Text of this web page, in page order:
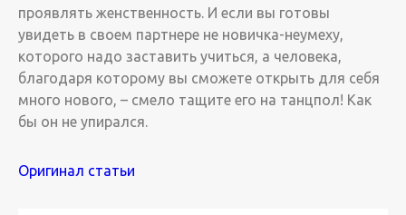
проявлять женственность. И если вы готовы
увидеть в своем партнере не новичка-неумеху,
которого надо заставить учиться, а человека,
благодаря которому вы сможете открыть для себя
много нового, – смело тащите его на танцпол! Как
бы он не упирался.
Оригинал статьи